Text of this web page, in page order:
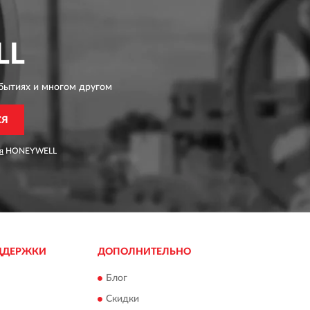
и многом другом
HONEYWELL
ДОПОЛНИТЕЛЬНО
Блог
Скидки